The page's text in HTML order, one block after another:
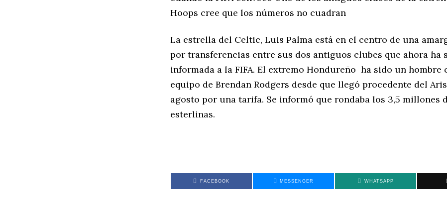
Hoops cree que los números no cuadran
La estrella del Celtic, Luis Palma está en el centro de una
por transferencias entre sus dos antiguos clubes que ahora ha
informada a la FIFA. El extremo Hondureño ha sido un hombre
equipo de Brendan Rodgers desde que llegó procedente del
agosto por una tarifa. Se informó que rondaba los 3,5 millones
esterlinas.
FACEBOOK MESSENGER WHATSAPP